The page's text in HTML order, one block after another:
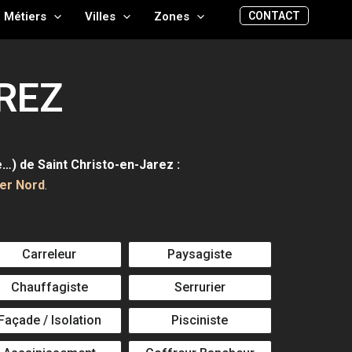
Métiers Villes Zones CONTACT
de Saint Christo-en-Jarez :
Nord.
Carreleur Paysagiste
Chauffagiste Serrurier
/ Isolation Pisciniste